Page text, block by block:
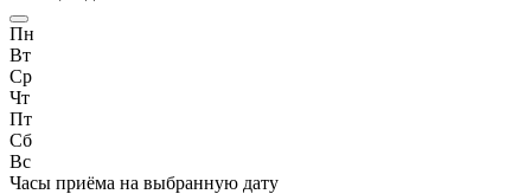
Пн
Вт
Ср
Чт
Пт
Сб
Вс
Часы приёма на выбранную дату